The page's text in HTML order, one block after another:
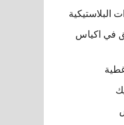
البلاستيكية
في اكياس